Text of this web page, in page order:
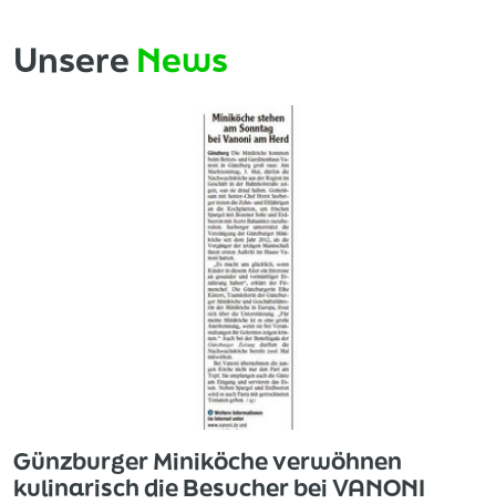
Unsere News
Günzburger Miniköche verwöhnen
kulinarisch die Besucher bei VANONI